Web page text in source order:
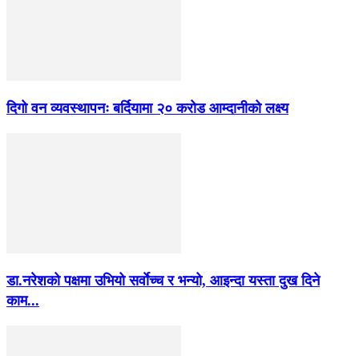
दिगो वन व्यवस्थापनः बर्दियामा २० करोड आम्दानीको लक्ष्य
डा.नरेशको पक्षमा उभियो सर्वाेच्च र भन्यो, आइन्दा यस्ता दुख दिने
काम...